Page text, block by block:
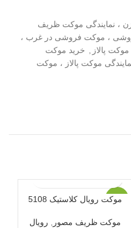
، نمایندگی موکت ظریف
، موکت فروشی در غرب ،
پالاز
خرید موکت
موکت پالاز ، موکت
-2%
ویژه
موکت رویال کلاستیک 5108
موکت ظریف مصور
رویال